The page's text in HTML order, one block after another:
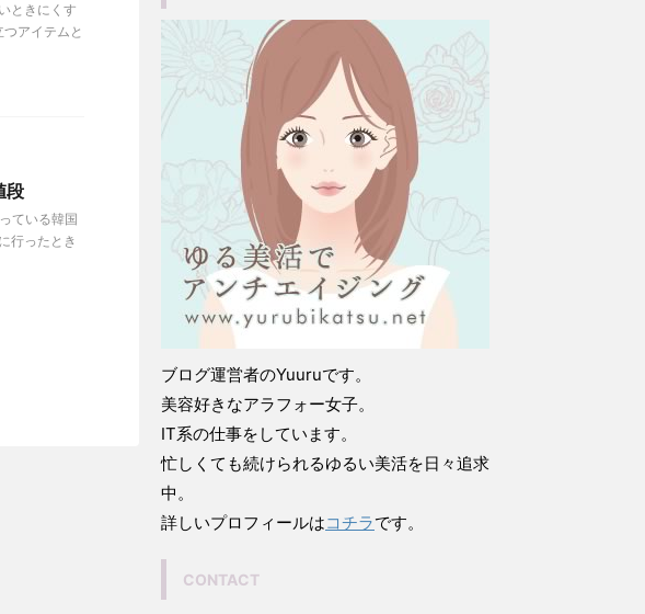
ときにくす
アイテムと
段
ている韓国
行ったとき
ブログ運営者のYuuruです。
美容好きなアラフォー女子。
IT系の仕事をしています。
忙しくても続けられるゆるい美活を日々追求
中。
詳しいプロフィールはコチラです。
CONTACT